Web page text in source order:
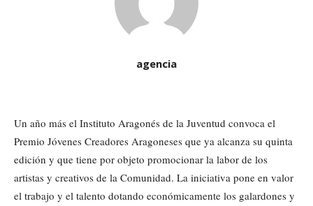
agencia
Un año más el Instituto Aragonés de la Juventud convoca el
Premio Jóvenes Creadores Aragoneses que ya alcanza su quinta
edición y que tiene por objeto promocionar la labor de los
artistas y creativos de la Comunidad. La iniciativa pone en valor
el trabajo y el talento dotando económicamente los galardones y